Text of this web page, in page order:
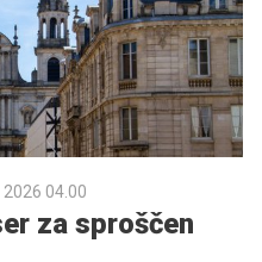
obrokov. Prvi obrok v
2026 04.00
za sproščen